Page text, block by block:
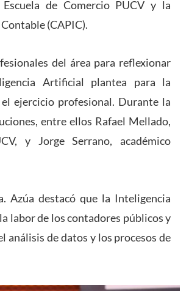
de Comercio PUCV y la
(CAPIC).
del área para reflexionar
Artificial plantea para la
ejercicio profesional. Durante la
entre ellos Rafael Mellado,
y Jorge Serrano, académico
Azúa destacó que la Inteligencia
labor de los contadores públicos y
análisis de datos y los procesos de